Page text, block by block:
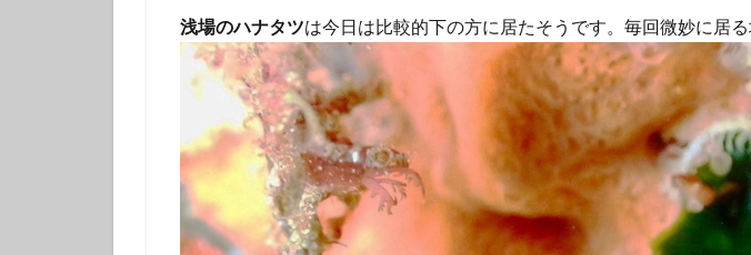
浅場のハナタツは今日は比較的下の方に居たそうです。毎回微妙に居る
島一周
島旅 島民 左巻きカタツムリ
探究的ツアー
撮影ガイド 教育 旅行
星空ガイド
星空ツアー 星空観察 星空観察
東京諸島
植物 椿油 樹海 池袋
海
海岸線 海遊び 海釣り
潜り納め
火山 火山島 狩猟体験 王の
筆島 罠猟師 聖地巡礼 自然体験